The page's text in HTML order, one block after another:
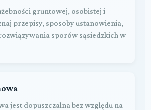
gruntowej, osobistej i
przepisy, sposoby ustanowienia,
sporów sąsiedzkich w
jest dopuszczalna bez względu na